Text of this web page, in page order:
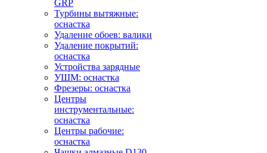
GRP
Турбины вытяжные:
оснастка
Удаление обоев: валики
Удаление покрытий:
оснастка
Устройства зарядные
УШМ: оснастка
Фрезеры: оснастка
Центры
инструментальные:
оснастка
Центры рабочие:
оснастка